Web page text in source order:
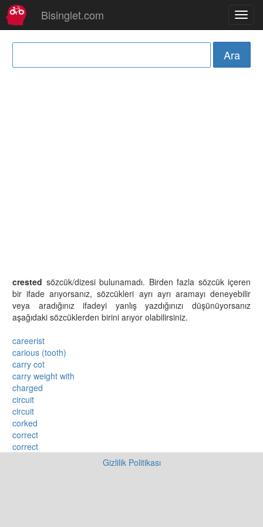
Bisinglet.com
crested sözcük/dizesi bulunamadı. Birden fazla sözcük içeren
bir ifade arıyorsanız, sözcükleri ayrı ayrı aramayı deneyebilir
veya aradığınız ifadeyi yanlış yazdığınızı düşünüyorsanız
aşağıdaki sözcüklerden birini arıyor olabilirsiniz.
careerist
carious (tooth)
carry cot
carry weight with
charged
circuit
circuit
corked
correct
correct
Gizlilik Politikası